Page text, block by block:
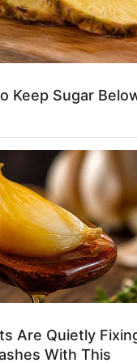
Keep Sugar
Are Quietly
With This